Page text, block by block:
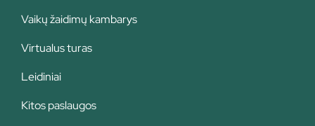
Vaikų žaidimų kambarys
Virtualus turas
Leidiniai
Kitos paslaugos